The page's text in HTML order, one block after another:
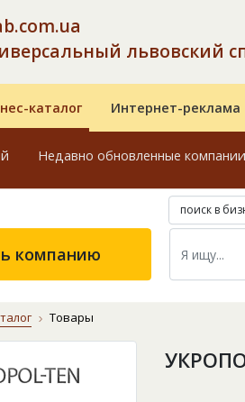
львовский
каталог Интернет-реклама
Недавно обновленные компании
поиск в
компанию
Товары